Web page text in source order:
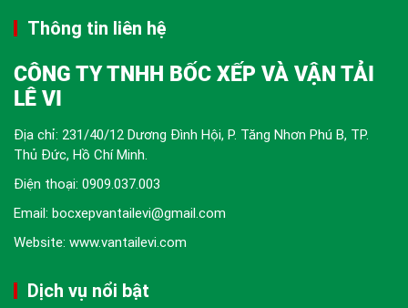
Thông tin liên hệ
CÔNG TY TNHH BỐC XẾP VÀ VẬN TẢI
LÊ VI
Địa chỉ: 231/40/12 Dương Đình Hội, P. Tăng Nhơn Phú B, TP.
Thủ Đức, Hồ Chí Minh.
Điện thoại: 0909.037.003
Email: bocxepvantailevi@gmail.com
Website: www.vantailevi.com
Dịch vụ nổi bật